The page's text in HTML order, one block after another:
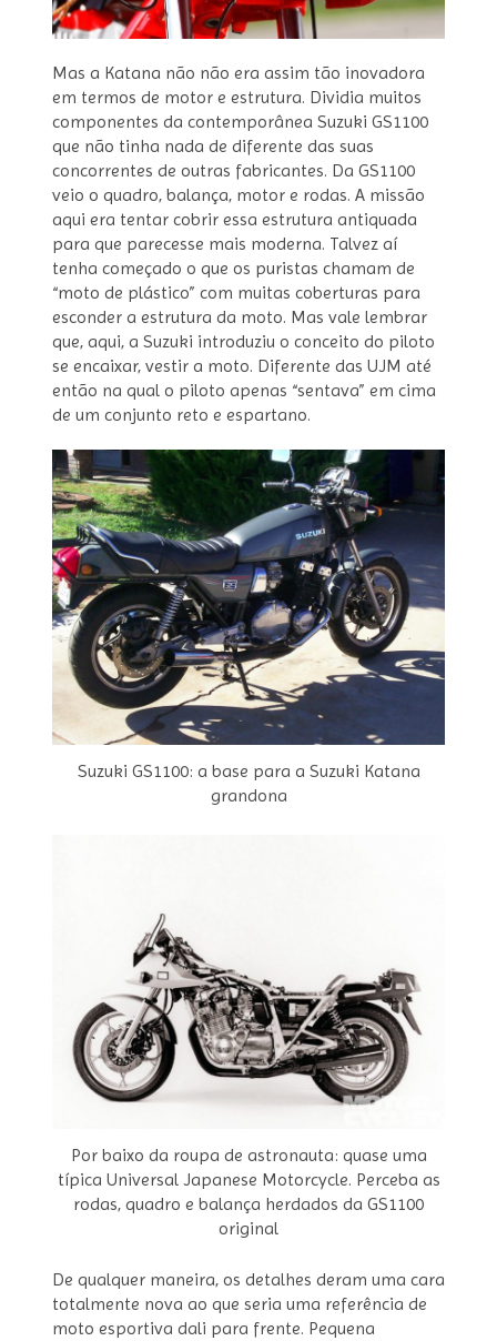
Mas a Katana não não era assim tão inovadora
em termos de motor e estrutura. Dividia muitos
componentes da contemporânea Suzuki GS1100
que não tinha nada de diferente das suas
concorrentes de outras fabricantes. Da GS1100
veio o quadro, balança, motor e rodas. A missão
aqui era tentar cobrir essa estrutura antiquada
para que parecesse mais moderna. Talvez aí
tenha começado o que os puristas chamam de
“moto de plástico” com muitas coberturas para
esconder a estrutura da moto. Mas vale lembrar
que, aqui, a Suzuki introduziu o conceito do piloto
se encaixar, vestir a moto. Diferente das UJM até
então na qual o piloto apenas “sentava” em cima
de um conjunto reto e espartano.
Suzuki GS1100: a base para a Suzuki Katana
grandona
Por baixo da roupa de astronauta: quase uma
típica Universal Japanese Motorcycle. Perceba as
rodas, quadro e balança herdados da GS1100
original
De qualquer maneira, os detalhes deram uma cara
totalmente nova ao que seria uma referência de
moto esportiva dali para frente. Pequena